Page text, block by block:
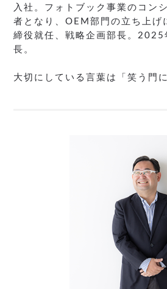
入社。フォトブック事業のコン
者となり、OEM部門の立ち上げ
締役就任、戦略企画部長。2025
長。
大切にしている言葉は「笑う門